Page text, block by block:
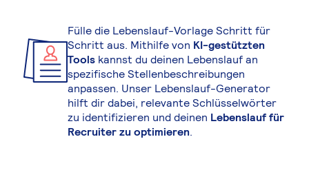
Fülle die Lebenslauf-Vorlage Schritt für
Schritt aus. Mithilfe von KI-gestützten
Tools kannst du deinen Lebenslauf an
spezifische Stellenbeschreibungen
anpassen. Unser Lebenslauf-Generator
hilft dir dabei, relevante Schlüsselwörter
zu identifizieren und deinen Lebenslauf für
Recruiter zu optimieren.